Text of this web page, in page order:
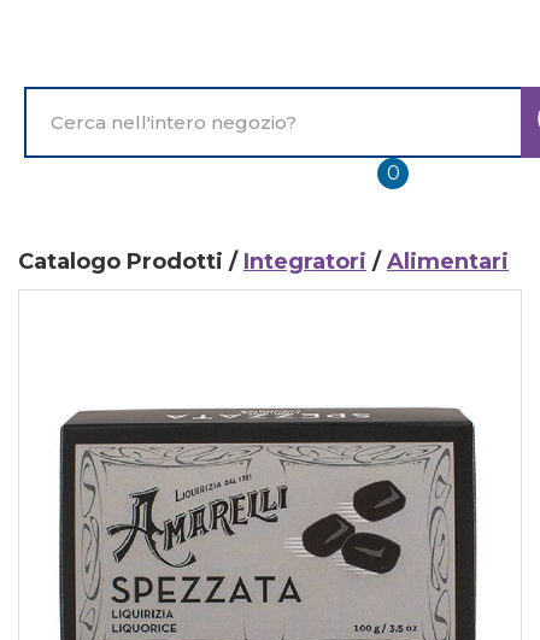
principale
Prodotto
0prodotti
inseriti
Catalogo Prodotti / Integratori /Alimentari